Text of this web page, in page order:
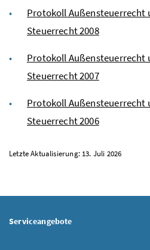
Protokoll Außensteuerrecht
Steuerrecht 2008
Protokoll Außensteuerrecht
Steuerrecht 2007
Protokoll Außensteuerrecht
Steuerrecht 2006
Letzte Aktualisierung: 13. Juli 2026
Serviceangebote